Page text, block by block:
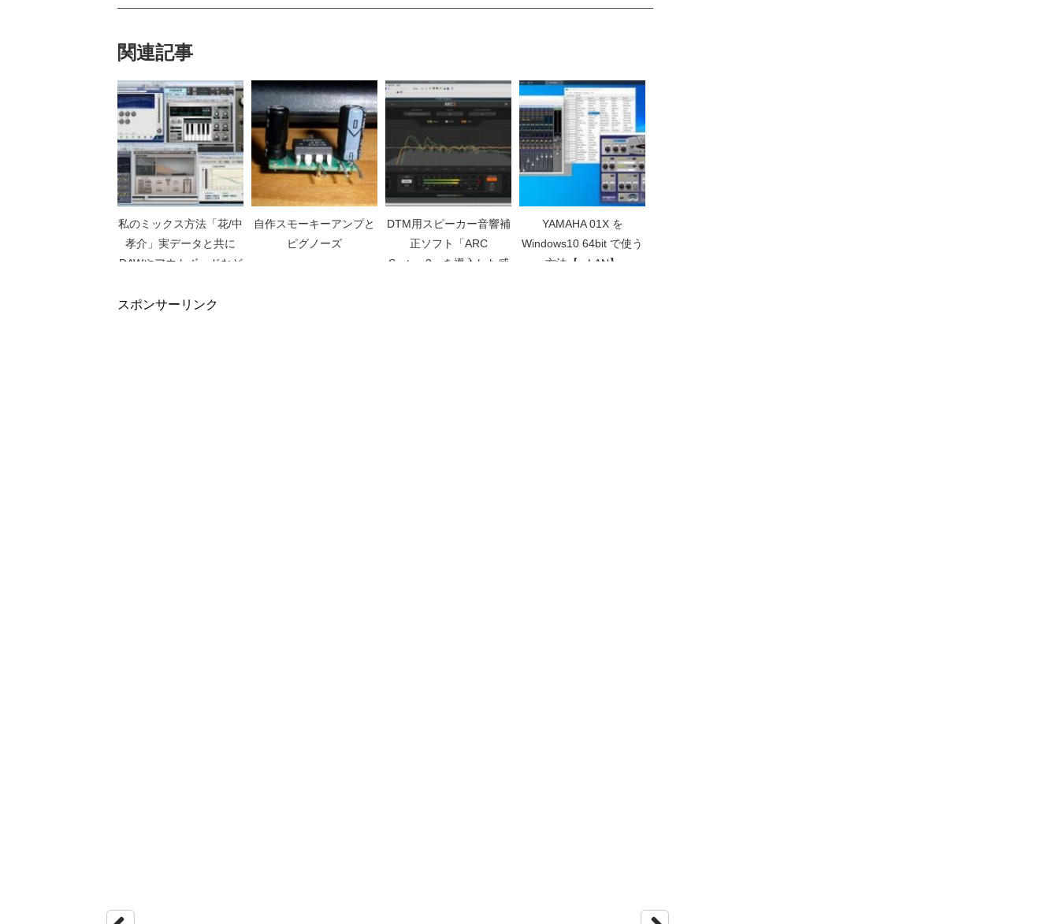
関連記事
私のミックス方法「花/中
孝介」実データと共に
DAWやアウトボードなど
自作スモーキーアンプと
ピグノーズ
DTM用スピーカー音響補
正ソフト「ARC
System3」を導入した感
YAMAHA 01X を
Windows10 64bit で使う
方法【mLAN】
スポンサーリンク